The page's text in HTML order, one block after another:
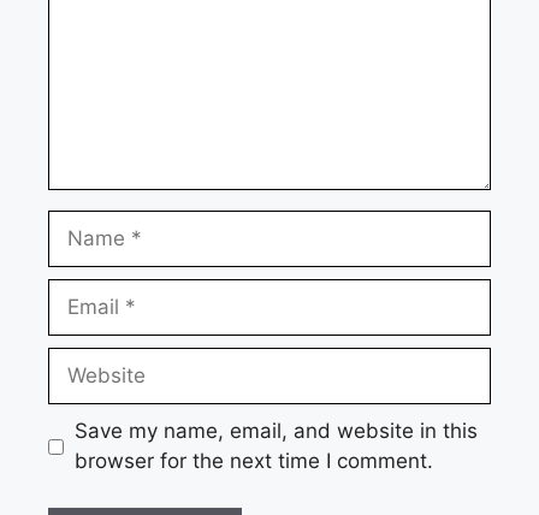
Name
Email
Website
Save my name, email, and website in this
browser for the next time I comment.